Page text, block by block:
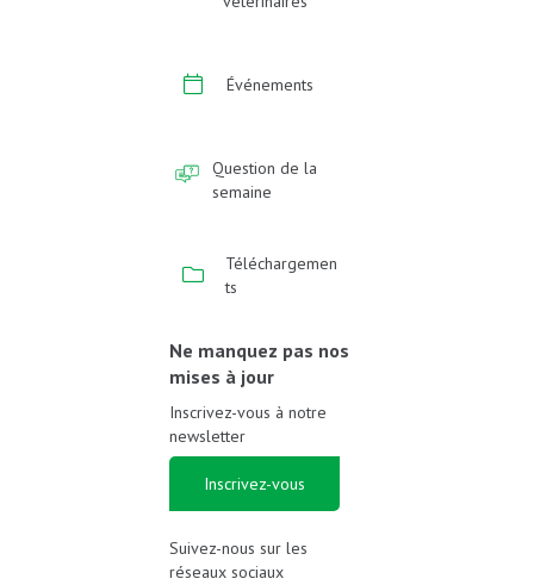
Événements
Question de la
semaine
Téléchargemen
ts
Ne manquez pas nos
mises à jour
Inscrivez-vous à notre
newsletter
Inscrivez-vous
Suivez-nous sur les
réseaux sociaux